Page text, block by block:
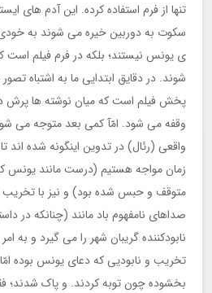
تنها از فرم استفاده کرده. این آدم های
سکوت به دوربین خیره می شوند به
ی یونس نیستند؛ بلکه در فرم فیلم
شوند. در دقایق ابتدایی ما به اشتباه
پخش فیلم است که میان نوشته ها پرش
وقفه می شود. امّآ کمی بعد متوجه می
واقعی (رئال) در تدوین اینگونه شده اند
زمان مواجه هستیم (درست مانند یونس
متوقف و حبس شده بود) و نیز با تخریب
صداهای نامفهوم باد مانند (چنانکه در
نابودکننده گریبان شهر را می گیرد و به
تخریب و نابودیی که دعای یونس بوده امّا
بخشوده چون توبه کردند. و پاک شدند؛